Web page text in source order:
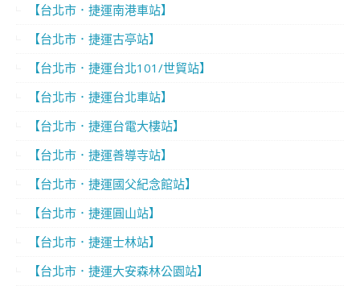
【台北市．捷運南港車站】
【台北市．捷運古亭站】
【台北市．捷運台北101/世貿站】
【台北市．捷運台北車站】
【台北市．捷運台電大樓站】
【台北市．捷運善導寺站】
【台北市．捷運國父紀念館站】
【台北市．捷運圓山站】
【台北市．捷運士林站】
【台北市．捷運大安森林公園站】